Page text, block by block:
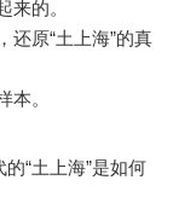
来的。
还原“土上海”的真
“土上海”是如何